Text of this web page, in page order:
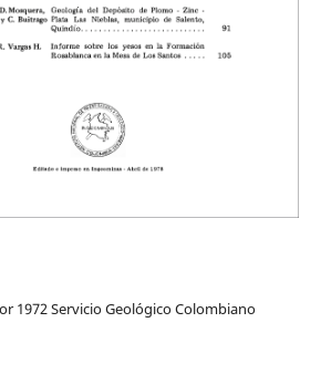
1972 Servicio Geológico Colombiano